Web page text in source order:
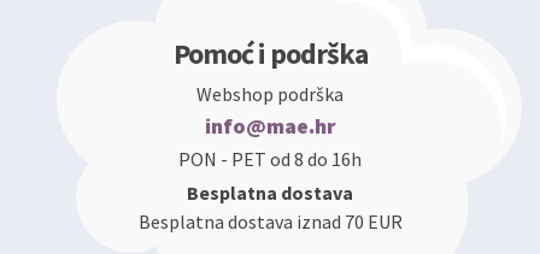
Pomoć i podrška
Webshop podrška
info@mae.hr
PON - PET od 8 do 16h
Besplatna dostava
Besplatna dostava iznad 70 EUR